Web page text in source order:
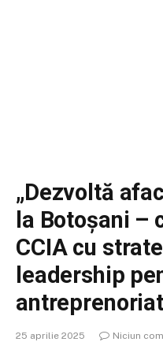
„Dezvoltă
la Botoșani –
CCIA cu
leadership
25 aprilie 2025 Niciun